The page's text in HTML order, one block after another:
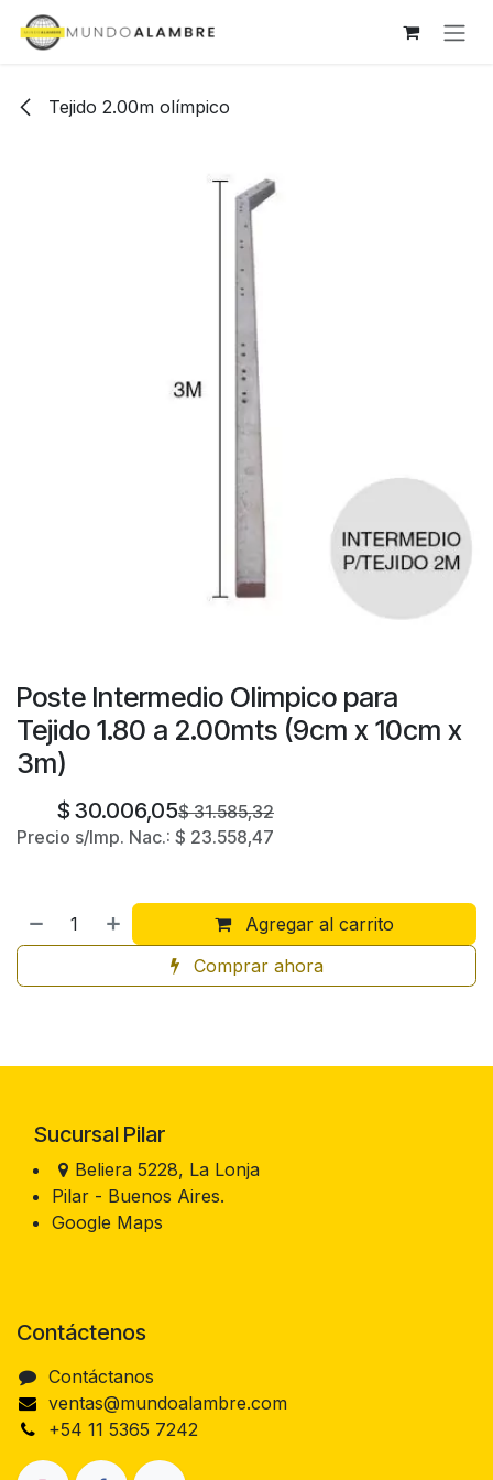
Ir al contenido
Tejido 2.00m olímpico
Poste Intermedio Olimpico para
Tejido 1.80 a 2.00mts (9cm x 10cm x
3m)
$ 30.006,05$31.585,32
Precio s/Imp. Nac.: $ 23.558,47
Agregar al carrito
Comprar ahora
Sucursal Pilar
Beliera 5228, La Lonja
Pilar - Buenos Aires.
Google Maps
Contáctenos
Contáctanos
ventas@mundoalambre.com
+54 11 5365 7242